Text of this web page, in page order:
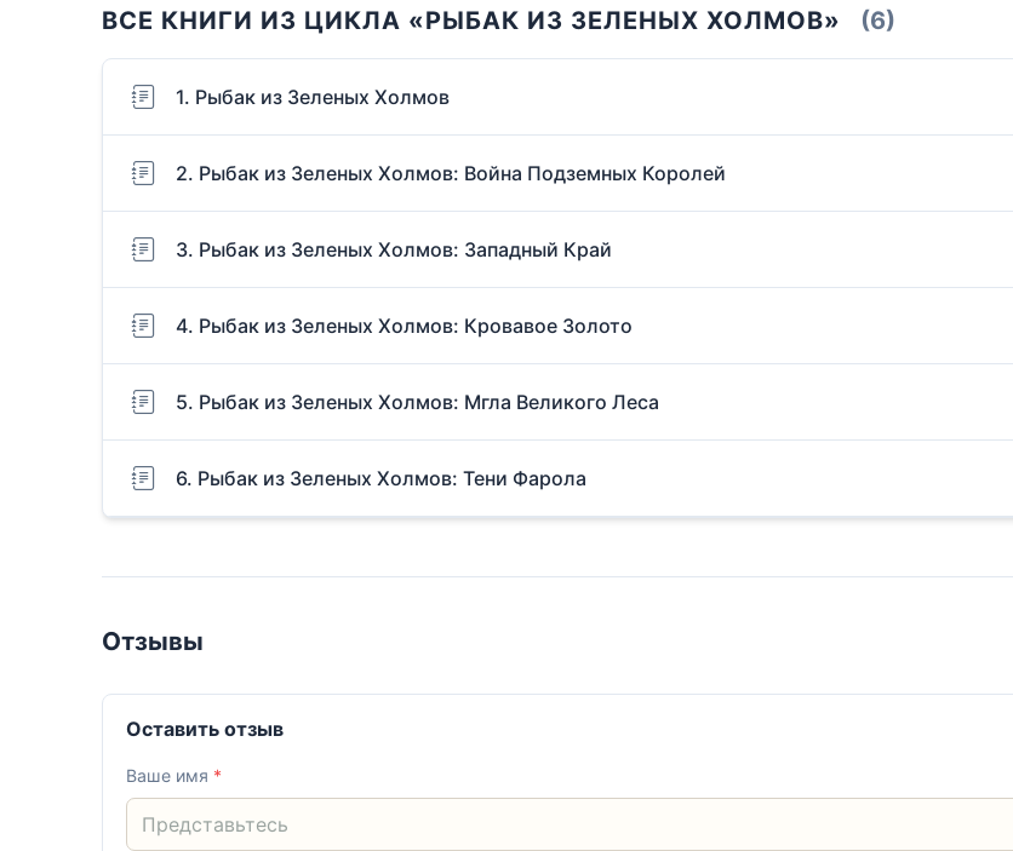
ВСЕ КНИГИ ИЗ ЦИКЛА «РЫБАК ИЗ ЗЕЛЕНЫХ ХОЛМОВ» (6)
1. Рыбак из Зеленых Холмов
2. Рыбак из Зеленых Холмов: Война Подземных Королей
3. Рыбак из Зеленых Холмов: Западный Край
4. Рыбак из Зеленых Холмов: Кровавое Золото
5. Рыбак из Зеленых Холмов: Мгла Великого Леса
6. Рыбак из Зеленых Холмов: Тени Фарола
Отзывы
Оставить отзыв
Ваше имя *